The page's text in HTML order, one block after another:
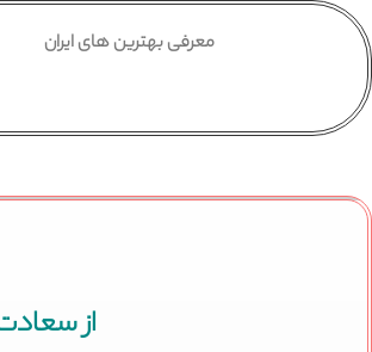
معرفی بهترین های ایران
از